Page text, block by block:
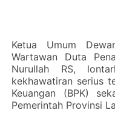
‎Ketua Umum
Wartawan Duta
Nurullah RS,
kekhawatiran serius
Keuangan (BPK)
Pemerintah Provinsi